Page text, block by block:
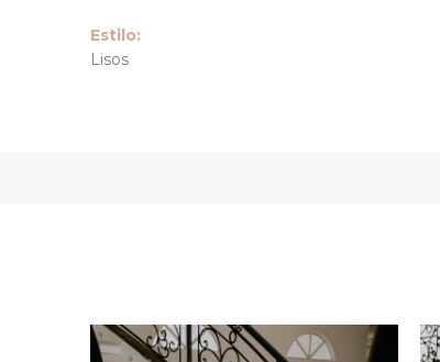
Estilo:
Lisos